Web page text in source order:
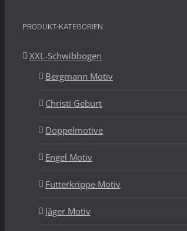
PRODUKT-KATEGORIEN
XXL-Schwibbogen
Bergmann Motiv
Christi Geburt
Doppelmotive
Engel Motiv
Futterkrippe Motiv
Jäger Motiv